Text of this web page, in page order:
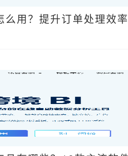
么用？提升订单处理效